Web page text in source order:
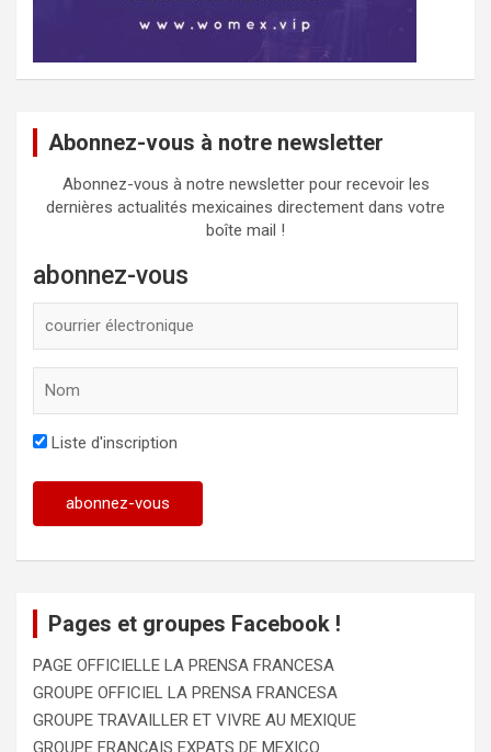
Abonnez-vous à notre newsletter
Abonnez-vous à notre newsletter pour recevoir les
dernières actualités mexicaines directement dans votre
boîte mail !
abonnez-vous
Liste d'inscription
Pages et groupes Facebook !
PAGE OFFICIELLE LA PRENSA FRANCESA
GROUPE OFFICIEL LA PRENSA FRANCESA
GROUPE TRAVAILLER ET VIVRE AU MEXIQUE
GROUPE FRANÇAIS EXPATS DE MEXICO